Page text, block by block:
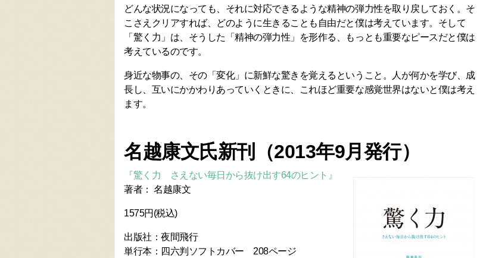
どんな状況になっても、それに対応できるような精神の弾力性を取り戻しておく。そ
こさえクリアすれば、どのように生きることも自由だと僕は考えています。そして
「驚く力」は、そうした「精神の弾力性」を形作る、もっとも重要なピースだと僕は
考えているのです。
身近な物事の、その「変化」に新鮮な驚きを覚えるということ。人が何かを学び、成
長し、互いにかかわりあっていくときに、これほど重要な感覚世界はないと僕は考え
ます。
名越康文氏新刊（2013年9月発行）
『驚く力 さえない毎日から抜け出す64のヒント』
著者： 名越康文
1575円(税込)
出版社：夜間飛行
単行本：四六判ソフトカバー 208ページ